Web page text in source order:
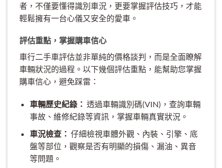
者，不僅要懂得識別車況，更要掌握評估技巧，才能
輕鬆擁有一台心儀又安全的愛車。
評估重點，掌握購車信心
車行二手車評估並非單純的價格談判，而是全面瞭解
車輛狀況的過程。以下幾個評估重點，能幫助您掌握
購車信心，避免踩雷：
車輛歷史紀錄： 透過車輛識別碼(VIN)，查詢車輛
事故、維修紀錄等資訊，掌握車輛真實狀況。
車況檢查： 仔細檢視車體外觀、內裝、引擎、底
盤等部位，觀察是否有明顯的損傷、漏油、異音
等問題。